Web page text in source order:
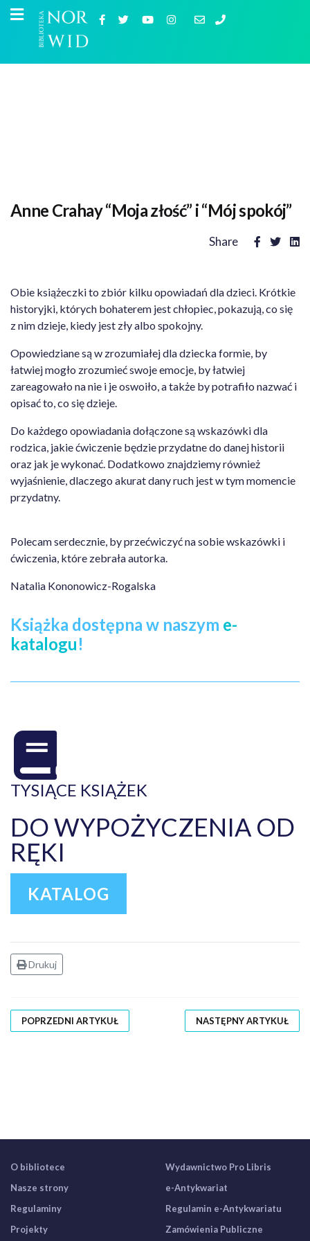
Anne Crahay “Moja złość” i “Mój spokój”
Share
Obie książeczki to zbiór kilku opowiadań dla dzieci. Krótkie
historyjki, których bohaterem jest chłopiec, pokazują, co się
z nim dzieje, kiedy jest zły albo spokojny.
Opowiedziane są w zrozumiałej dla dziecka formie, by
łatwiej mogło zrozumieć swoje emocje, by łatwiej
zareagowało na nie i je oswoiło, a także by potrafiło nazwać i
opisać to, co się dzieje.
Do każdego opowiadania dołączone są wskazówki dla
rodzica, jakie ćwiczenie będzie przydatne do danej historii
oraz jak je wykonać. Dodatkowo znajdziemy również
wyjaśnienie, dlaczego akurat dany ruch jest w tym momencie
przydatny.
Polecam serdecznie, by przećwiczyć na sobie wskazówki i
ćwiczenia, które zebrała autorka.
Natalia Kononowicz-Rogalska
Książka dostępna w naszym e-
katalogu!
TYSIĄCE KSIĄŻEK
DO WYPOŻYCZENIA OD
RĘKI
KATALOG
Drukuj
POPRZEDNI ARTYKUŁ NASTĘPNY ARTYKUŁ
O bibliotece
Nasze strony
Regulaminy
Projekty
Wydawnictwo Pro Libris
e-Antykwariat
Regulamin e-Antykwariatu
Zamówienia Publiczne